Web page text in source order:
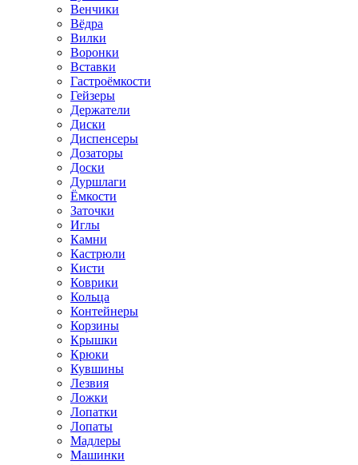
Венчики
Вёдра
Вилки
Воронки
Вставки
Гастроёмкости
Гейзеры
Держатели
Диски
Диспенсеры
Дозаторы
Доски
Дуршлаги
Ёмкости
Заточки
Иглы
Камни
Кастрюли
Кисти
Коврики
Кольца
Контейнеры
Корзины
Крышки
Крюки
Кувшины
Лезвия
Ложки
Лопатки
Лопаты
Мадлеры
Машинки